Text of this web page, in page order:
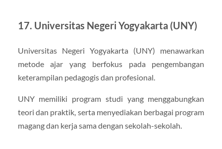
17. Universitas Negeri Yogyakarta (UNY)
Universitas Negeri Yogyakarta (UNY) menawarkan
metode ajar yang berfokus pada pengembangan
keterampilan pedagogis dan profesional.
UNY memiliki program studi yang menggabungkan
teori dan praktik, serta menyediakan berbagai program
magang dan kerja sama dengan sekolah-sekolah.